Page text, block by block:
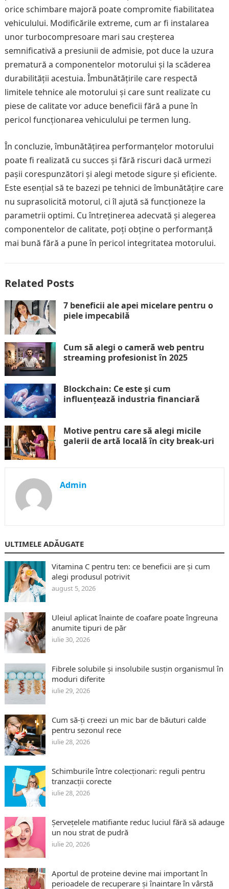
orice schimbare majoră poate compromite fiabilitatea
vehiculului. Modificările extreme, cum ar fi instalarea
unor turbocompresoare mari sau creșterea
semnificativă a presiunii de admisie, pot duce la uzura
prematură a componentelor motorului și la scăderea
durabilității acestuia. Îmbunătățirile care respectă
limitele tehnice ale motorului și care sunt realizate cu
piese de calitate vor aduce beneficii fără a pune în
pericol funcționarea vehiculului pe termen lung.
În concluzie, îmbunătățirea performanțelor motorului
poate fi realizată cu succes și fără riscuri dacă urmezi
pașii corespunzători și alegi metode sigure și eficiente.
Este esențial să te bazezi pe tehnici de îmbunătățire care
nu suprasolicită motorul, ci îl ajută să funcționeze la
parametrii optimi. Cu întreținerea adecvată și alegerea
componentelor de calitate, poți obține o performanță
mai bună fără a pune în pericol integritatea motorului.
Related Posts
7 beneficii ale apei micelare pentru o
piele impecabilă
Cum să alegi o cameră web pentru
streaming profesionist în 2025
Blockchain: Ce este și cum
influențează industria financiară
Motive pentru care să alegi micile
galerii de artă locală în city break-uri
Admin
ULTIMELE ADĂUGATE
Vitamina C pentru ten: ce beneficii are și cum
alegi produsul potrivit
august 5, 2026
Uleiul aplicat înainte de coafare poate îngreuna
anumite tipuri de păr
iulie 30, 2026
Fibrele solubile și insolubile susțin organismul în
moduri diferite
iulie 29, 2026
Cum să-ți creezi un mic bar de băuturi calde
pentru sezonul rece
iulie 28, 2026
Schimburile între colecționari: reguli pentru
tranzacții corecte
iulie 28, 2026
Șervețelele matifiante reduc luciul fără să adauge
un nou strat de pudră
iulie 20, 2026
Aportul de proteine devine mai important în
perioadele de recuperare și înaintare în vârstă